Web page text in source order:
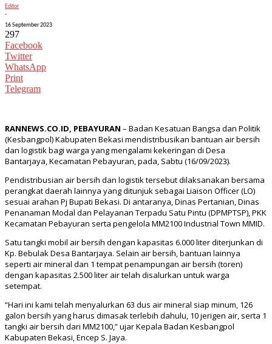
Editor
-
16 September 2023
297
Facebook
Twitter
WhatsApp
Print
Telegram
RANNEWS.CO.ID, PEBAYURAN – Badan Kesatuan Bangsa dan Politik
(Kesbangpol) Kabupaten Bekasi mendistribusikan bantuan air bersih
dan logistik bagi warga yang mengalami kekeringan di Desa
Bantarjaya, Kecamatan Pebayuran, pada, Sabtu (16/09/2023).
Pendistribusian air bersih dan logistik tersebut dilaksanakan bersama
perangkat daerah lainnya yang ditunjuk sebagai Liaison Officer (LO)
sesuai arahan Pj Bupati Bekasi. Di antaranya, Dinas Pertanian, Dinas
Penanaman Modal dan Pelayanan Terpadu Satu Pintu (DPMPTSP), PKK
Kecamatan Pebayuran serta pengelola MM2100 Industrial Town MMID.
Satu tangki mobil air bersih dengan kapasitas 6.000 liter diterjunkan di
Kp. Bebulak Desa Bantarjaya. Selain air bersih, bantuan lainnya
seperti air mineral dan 1 tempat penampungan air bersih (toren)
dengan kapasitas 2.500 liter air telah disalurkan untuk warga
setempat.
“Hari ini kami telah menyalurkan 63 dus air mineral siap minum, 126
galon bersih yang harus dimasak terlebih dahulu, 10 jerigen air, serta 1
tangki air bersih dari MM2100,” ujar Kepala Badan Kesbangpol
Kabupaten Bekasi, Encep S. Jaya.